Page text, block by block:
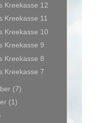
Kreekasse 12
Kreekasse 11
Kreekasse 10
Kreekasse 9
Kreekasse 8
Kreekasse 7
(7)
(1)